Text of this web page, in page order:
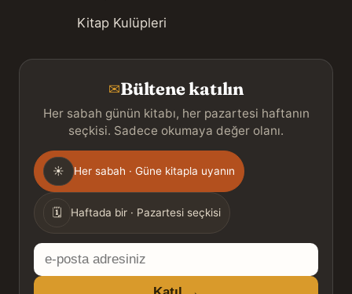
Kitap Kulüpleri
✉Bültene katılın
Her sabah günün kitabı, her pazartesi haftanın
seçkisi. Sadece okumaya değer olanı.
Gönderim
sıklığı
☀ Her sabah · Güne kitapla uyanın
🗓 Haftada bir · Pazartesi seçkisi
E-
posta